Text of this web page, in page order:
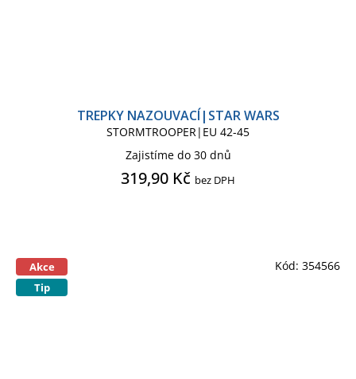
TREPKY NAZOUVACÍ|STAR WARS
STORMTROOPER|EU 42-45
Zajistíme do 30 dnů
319,90 Kč bez DPH
Akce
Tip
Kód: 354566